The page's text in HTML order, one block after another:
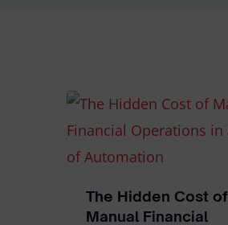
The Hidden Cost of
Manual Financial